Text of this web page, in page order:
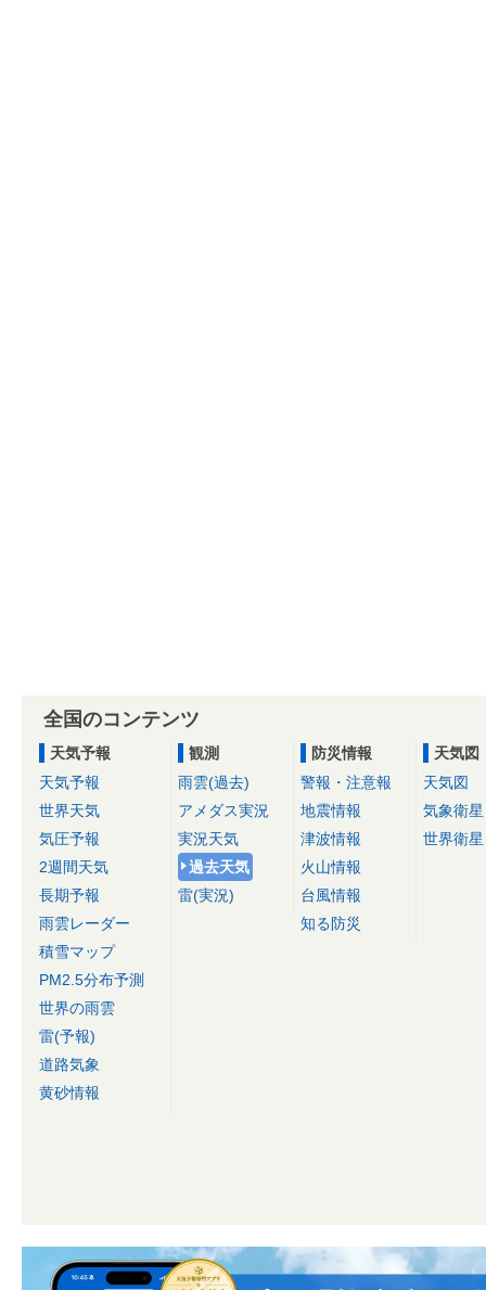
全国のコンテンツ
天気予報
天気予報
世界天気
気圧予報
2週間天気
長期予報
雨雲レーダー
積雪マップ
PM2.5分布予測
世界の雨雲
雷(予報)
道路気象
黄砂情報
観測
雨雲(過去)
アメダス実況
実況天気
過去天気
雷(実況)
防災情報
警報・注意報
地震情報
津波情報
火山情報
台風情報
知る防災
天気図
天気図
気象衛星
世界衛星